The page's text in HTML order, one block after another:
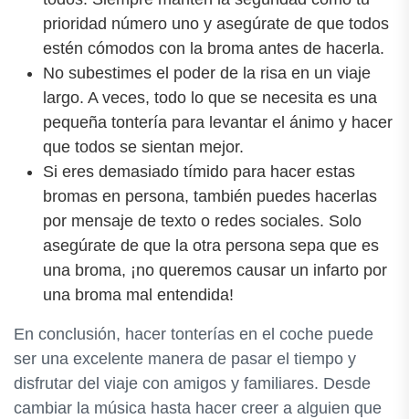
prioridad número uno y asegúrate de que todos
estén cómodos con la broma antes de hacerla.
No subestimes el poder de la risa en un viaje
largo. A veces, todo lo que se necesita es una
pequeña tontería para levantar el ánimo y hacer
que todos se sientan mejor.
Si eres demasiado tímido para hacer estas
bromas en persona, también puedes hacerlas
por mensaje de texto o redes sociales. Solo
asegúrate de que la otra persona sepa que es
una broma, ¡no queremos causar un infarto por
una broma mal entendida!
En conclusión, hacer tonterías en el coche puede
ser una excelente manera de pasar el tiempo y
disfrutar del viaje con amigos y familiares. Desde
cambiar la música hasta hacer creer a alguien que